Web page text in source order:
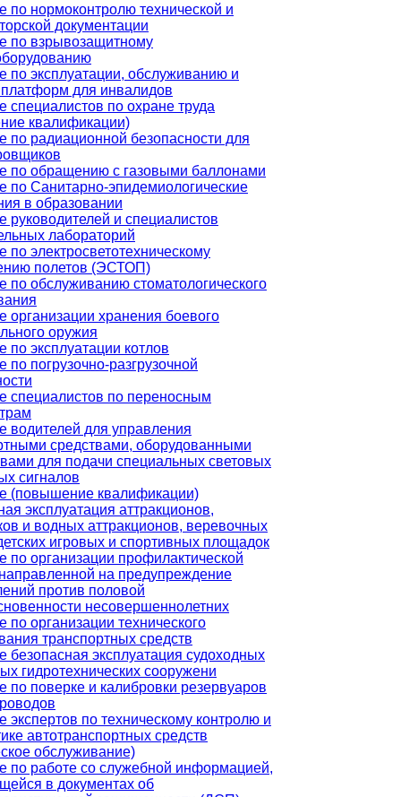
по нормоконтролю технической и
документации
по взрывозащитному
по эксплуатации, обслуживанию и
для инвалидов
специалистов по охране труда
квалификации)
по радиационной безопасности для
по обращению с газовыми баллонами
по Санитарно-эпидемиологические
в образовании
руководителей и специалистов
лабораторий
по электросветотехническому
полетов (ЭСТОП)
по обслуживанию стоматологического
организации хранения боевого
оружия
по эксплуатации котлов
по погрузочно-разгрузочной
специалистов по переносным
водителей для управления
средствами, оборудованными
для подачи специальных световых
сигналов
(повышение квалификации)
эксплуатация аттракционов,
и водных аттракционов, веревочных
игровых и спортивных площадок
по организации профилактической
на предупреждение
против половой
несовершеннолетних
по организации технического
транспортных средств
безопасная эксплуатация судоходных
гидротехнических сооружени
по поверке и калибровки резервуаров
экспертов по техническому контролю и
автотранспортных средств
обслуживание)
по работе со служебной информацией,
в документах об